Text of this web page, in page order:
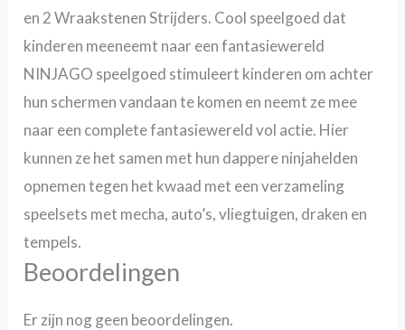
en 2 Wraakstenen Strijders. Cool speelgoed dat
kinderen meeneemt naar een fantasiewereld
NINJAGO speelgoed stimuleert kinderen om achter
hun schermen vandaan te komen en neemt ze mee
naar een complete fantasiewereld vol actie. Hier
kunnen ze het samen met hun dappere ninjahelden
opnemen tegen het kwaad met een verzameling
speelsets met mecha, auto’s, vliegtuigen, draken en
tempels.
Beoordelingen
Er zijn nog geen beoordelingen.